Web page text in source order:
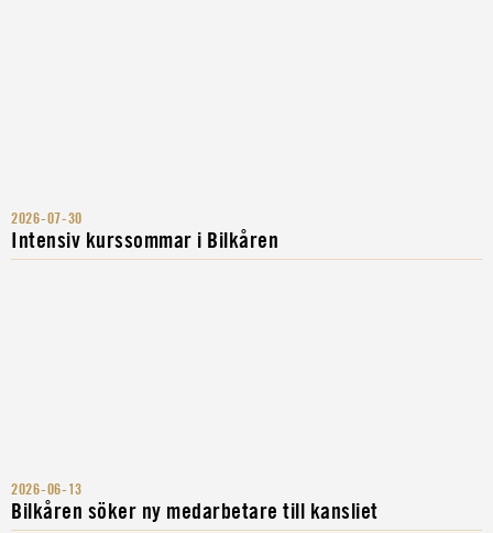
2026-07-30
Intensiv kurssommar i Bilkåren
2026-06-13
Bilkåren söker ny medarbetare till kansliet